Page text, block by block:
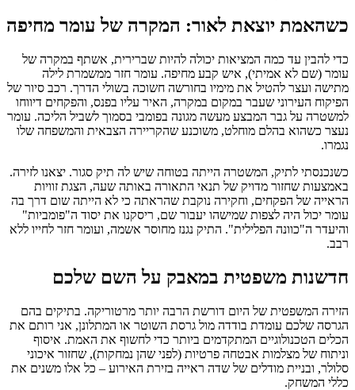
כשהאמת יוצאת לאור: המקרה של עומר מחיפה
כדי להבין עד כמה המציאות יכולה להיות שברירית, אשתף במקרה של
עומר (שם לא אמיתי), איש קבע מחיפה. עומר חזר ממשמרת לילה
מתישה ועצר להטיל את מימיו בחורשה חשוכה בשולי הדרך. רכב סיור של
הפיקוח העירוני שעבר במקום במקרה, האיר עליו בפנס, והפקחים דיווחו
למשטרה על גבר המבצע מעשה מגונה בפומבי בסמוך לשביל הליכה. עומר
נעצר כשהוא בהלם מוחלט, משוכנע שהקריירה הצבאית והמשפחה שלו
נגמרו.
כשנכנסתי לתיק, המשטרה הייתה בטוחה שיש לה תיק סגור. יצאנו לזירה.
באמצעות שחזור מדויק של תנאי התאורה באותה שעה, הצגת זוויות
הראייה של הפקחים, וחקירה נוקבת שהראתה כי לא הייתה שום דרך בה
עומר יכול היה לצפות שמישהו יעבור שם, ריסקנו את יסוד ה"פומביות"
והיעדר ה"כוונה הפלילית". התיק נגנז מחוסר אשמה, ועומר חזר לחייו ללא
רבב.
חדשנות משפטית במאבק על השם שלכם
הזירה המשפטית של היום דורשת הרבה יותר מרטוריקה. בתיקים בהם
הגרסה שלכם עומדת בודדה מול גרסת השוטר או המתלונן, אני רותם את
הכלים הטכנולוגיים המתקדמים ביותר כדי לחשוף את האמת. איסוף
וניתוח של מצלמות אבטחה פרטיות (לפני שהן נמחקות), שחזור איכוני
סלולר, ובניית מודלים של שדה ראייה בזירת האירוע – כל אלו משנים את
כללי המשחק.